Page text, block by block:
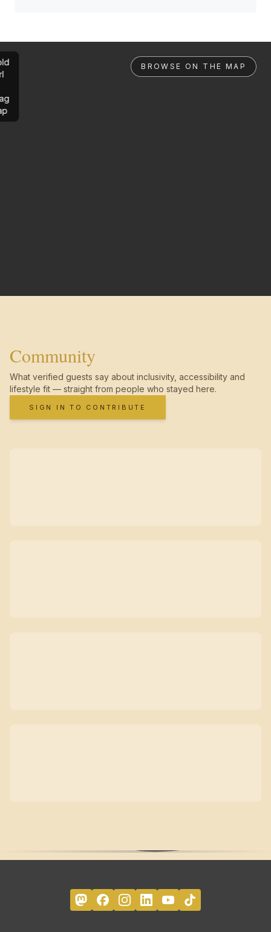
BROWSE ON THE MAP
Community
What verified guests say about inclusivity, accessibility and
lifestyle fit — straight from people who stayed here.
SIGN IN TO CONTRIBUTE